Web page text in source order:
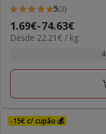
5
estrelas
com
avaliações
5(3)
Preço
de
a
1.69€-74.63€
22.21€
Desde 22.21€ / kg
-15€ c/ cupão 💰